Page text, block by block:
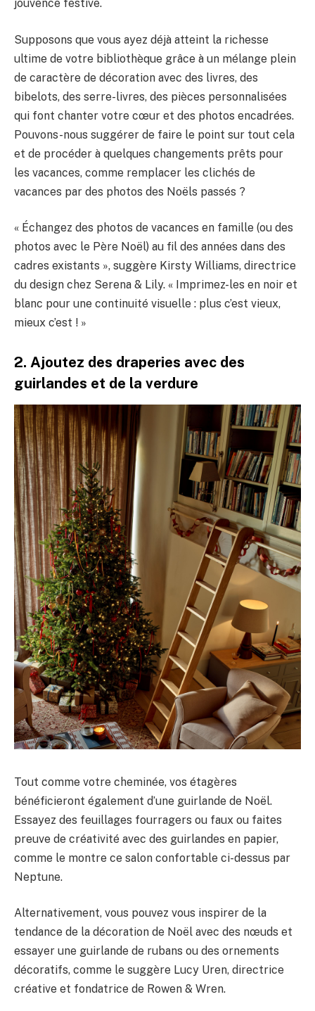
jouvence festive.
Supposons que vous ayez déjà atteint la richesse
ultime de votre bibliothèque grâce à un mélange plein
de caractère de décoration avec des livres, des
bibelots, des serre-livres, des pièces personnalisées
qui font chanter votre cœur et des photos encadrées.
Pouvons-nous suggérer de faire le point sur tout cela
et de procéder à quelques changements prêts pour
les vacances, comme remplacer les clichés de
vacances par des photos des Noëls passés ?
« Échangez des photos de vacances en famille (ou des
photos avec le Père Noël) au fil des années dans des
cadres existants », suggère Kirsty Williams, directrice
du design chez Serena & Lily. « Imprimez-les en noir et
blanc pour une continuité visuelle : plus c’est vieux,
mieux c’est ! »
2. Ajoutez des draperies avec des
guirlandes et de la verdure
Tout comme votre cheminée, vos étagères
bénéficieront également d’une guirlande de Noël.
Essayez des feuillages fourragers ou faux ou faites
preuve de créativité avec des guirlandes en papier,
comme le montre ce salon confortable ci-dessus par
Neptune.
Alternativement, vous pouvez vous inspirer de la
tendance de la décoration de Noël avec des nœuds et
essayer une guirlande de rubans ou des ornements
décoratifs, comme le suggère Lucy Uren, directrice
créative et fondatrice de Rowen & Wren.